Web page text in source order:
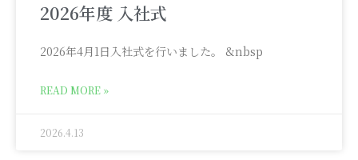
2026年度 入社式
2026年4月1日入社式を行いました。 &nbsp
READ MORE »
2026.4.13